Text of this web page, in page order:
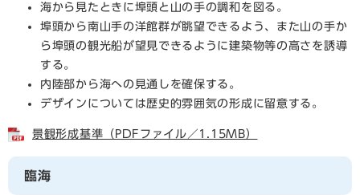
海から見たときに埠頭と山の手の調和を図る。
埠頭から南山手の洋館群が眺望できるよう、また山の手か
ら埠頭の観光船が望見できるように建築物等の高さを誘導
する。
内陸部から海への見通しを確保する。
デザインについては歴史的雰囲気の形成に留意する。
景観形成基準（PDFファイル／1.15MB）
臨海